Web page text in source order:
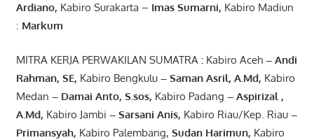
Ardiano, Kabiro Surakarta – Imas Sumarni, Kabiro Madiun
: Markum
MITRA KERJA PERWAKILAN SUMATRA :Kabiro Aceh– Andi
Rahman, SE, Kabiro Bengkulu– Saman Asril, A.Md, Kabiro
Medan – Damai Anto, S.sos, Kabiro Padang – Aspirizal ,
A.Md, Kabiro Jambi – Sarsani Anis, Kabiro Riau/Kep. Riau–
Primansyah, Kabiro Palembang, Sudan Harimun, Kabiro